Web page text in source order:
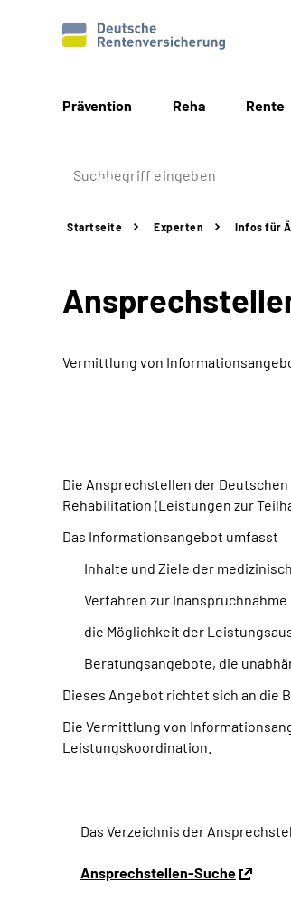
Prävention Reha Rente
Startseite Experten Infos für
Vermittlung von
Die Ansprechstellen der
Rehabilitation (Leistungen zur
Das Informationsangebot umfasst
Inhalte und Ziele der
Verfahren zur
die Möglichkeit der
Beratungsangebote, die
Dieses Angebot richtet sich an die
Die Vermittlung von
Leistungskoordination.
Das Verzeichnis der
Ansprechstellen-Suche